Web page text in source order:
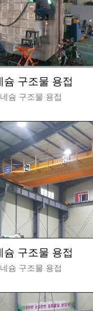
슘 구조물 용접
슘 구조물 용접
슘 구조물 용접
슘 구조물 용접